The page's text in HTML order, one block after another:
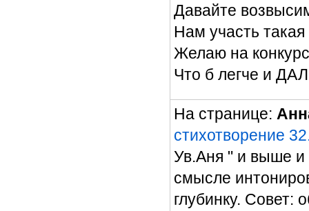
Давайте
Нам участь
Желаю на
Что б легче и
На странице:
стихотворение
Ув.Аня " и выше и
смысле
глубинку. Совет: